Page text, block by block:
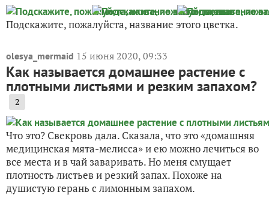
Подскажите, пожалуйста, название этого цветка.
olesya_mermaid 15 июня 2020, 09:33
Как называется домашнее растение с
плотными листьями и резким запахом?
2
Что это? Свекровь дала. Сказала, что это «домашняя
медицинская мята-мелисса» и ею можно лечиться во
все места и в чай заваривать. Но меня смущает
плотность листьев и резкий запах. Похоже на
душистую герань с лимонным запахом.